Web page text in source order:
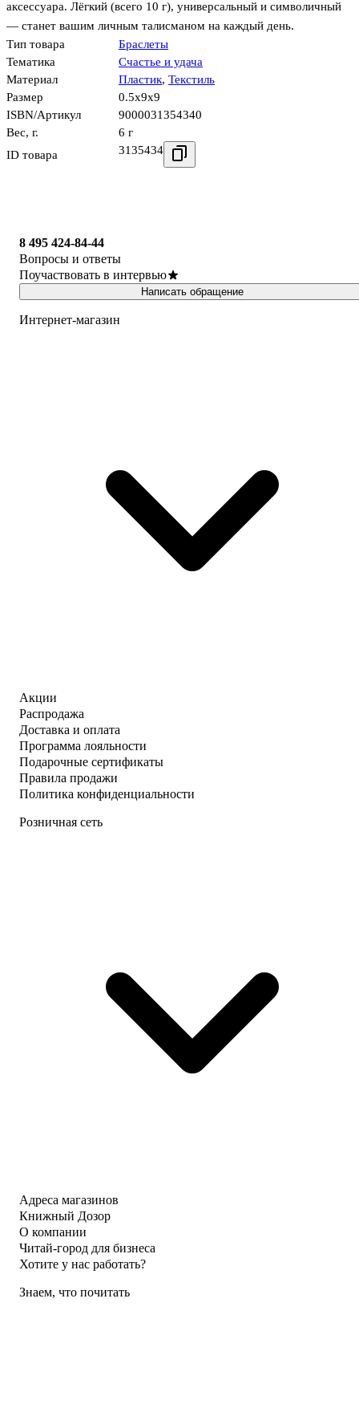
аксессуара. Лёгкий (всего 10 г), универсальный и символичный
— станет вашим личным талисманом на каждый день.
Тип товара
Браслеты
Тематика
Счастье и удача
Материал
Пластик, Текстиль
Размер
0.5x9x9
ISBN/Артикул
9000031354340
Вес, г.
6 г
ID товара
3135434
8 495 424-84-44
Вопросы и ответы
Поучаствовать в интервью
Написать обращение
Интернет-магазин
Акции
Распродажа
Доставка и оплата
Программа лояльности
Подарочные сертификаты
Правила продажи
Политика конфиденциальности
Розничная сеть
Адреса магазинов
Книжный Дозор
О компании
Читай-город для бизнеса
Хотите у нас работать?
Знаем, что почитать